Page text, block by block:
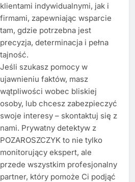
klientami indywidualnymi, jak i
firmami, zapewniając wsparcie
tam, gdzie potrzebna jest
precyzja, determinacja i pełna
tajność.
Jeśli szukasz pomocy w
ujawnieniu faktów, masz
wątpliwości wobec bliskiej
osoby, lub chcesz zabezpieczyć
swoje interesy – skontaktuj się z
nami. Prywatny detektyw z
POZAROSZCZYK to nie tylko
monitorujący ekspert, ale
przede wszystkim profesjonalny
partner, który pomoże Ci podjąć